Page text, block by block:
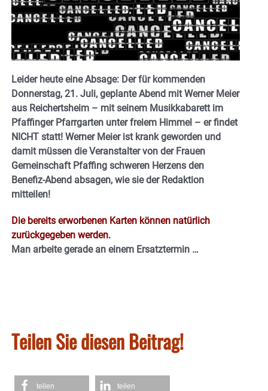
Leider heute eine Absage: Der für kommenden
Donnerstag, 21. Juli, geplante Abend mit Werner Meier
aus Reichertsheim – mit seinem Musikkabarett im
Pfaffinger Pfarrgarten unter freiem Himmel – er findet
NICHT statt! Werner Meier ist krank geworden und
damit müssen die Veranstalter von der Frauen
Gemeinschaft Pfaffing schweren Herzens den
Benefiz-Abend absagen, wie sie der Redaktion
mitteilen!
Die bereits erworbenen Karten können natürlich
zurückgegeben werden.
Man arbeite gerade an einem Ersatztermin …
Teilen Sie diesen Beitrag!
teilen teilen